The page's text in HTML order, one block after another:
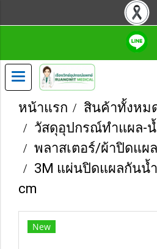
หน้าแรก
สินค้าทั้งหม
วัสดุอุปกรณ์ทำแผล-น้
พลาสเตอร์/ผ้าปิดแผล
3M แผ่นปิดแผลกันน้
cm
New